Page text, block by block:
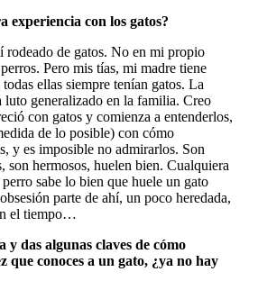
experiencia con los gatos?
de gatos. No en mi propio
Pero mis tías, mi madre tiene
ellas siempre tenían gatos. La
luto generalizado en la familia. Creo
con gatos y comienza a entenderlos,
de lo posible) con cómo
y es imposible no admirarlos. Son
son hermosos, huelen bien. Cualquiera
sabe lo bien que huele un gato
parte de ahí, un poco heredada,
el tiempo…
y das algunas claves de cómo
que conoces a un gato, ¿ya no hay